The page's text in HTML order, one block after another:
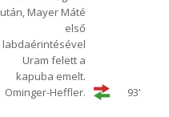
után, Mayer Máté
első
labdaérintésével
Uram felett a
kapuba emelt.
93'
Ominger-Heffler.